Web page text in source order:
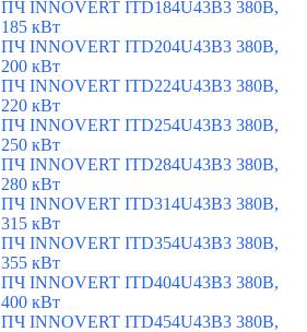
ПЧ INNOVERT ITD184U43B3 380В,
185 кВт
ПЧ INNOVERT ITD204U43B3 380В,
200 кВт
ПЧ INNOVERT ITD224U43B3 380В,
220 кВт
ПЧ INNOVERT ITD254U43B3 380В,
250 кВт
ПЧ INNOVERT ITD284U43B3 380В,
280 кВт
ПЧ INNOVERT ITD314U43B3 380В,
315 кВт
ПЧ INNOVERT ITD354U43B3 380В,
355 кВт
ПЧ INNOVERT ITD404U43B3 380В,
400 кВт
ПЧ INNOVERT ITD454U43B3 380В,